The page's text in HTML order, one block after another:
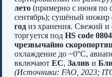
лето (примерно с июня по
сентябрь); сушёный инжир
год из хранения. Свежий
торгуется под HS code
чрезвычайно
охлаждение до ~0°C,
включают ЕС, Залив и
(Источники: FAO, 2023;